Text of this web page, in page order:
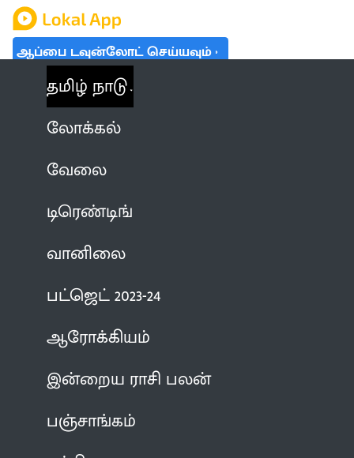
ஆப்பை டவுன்லோட் செய்யவும்
தமிழ் நாடு
லோக்கல்
வேலை
டிரெண்டிங்
வானிலை
பட்ஜெட் 2023-24
ஆரோக்கியம்
இன்றைய ராசி பலன்
பஞ்சாங்கம்